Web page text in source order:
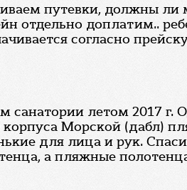
путевки, должны ли
отдельно доплатим..
согласно
санатории летом 2017 г.
Морской (дабл)
для лица и рук.
а пляжные